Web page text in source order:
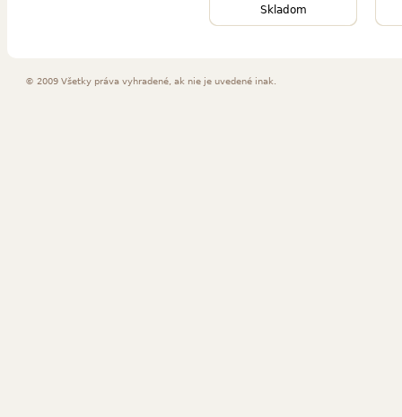
Skladom
© 2009 Všetky práva vyhradené, ak nie je uvedené inak.